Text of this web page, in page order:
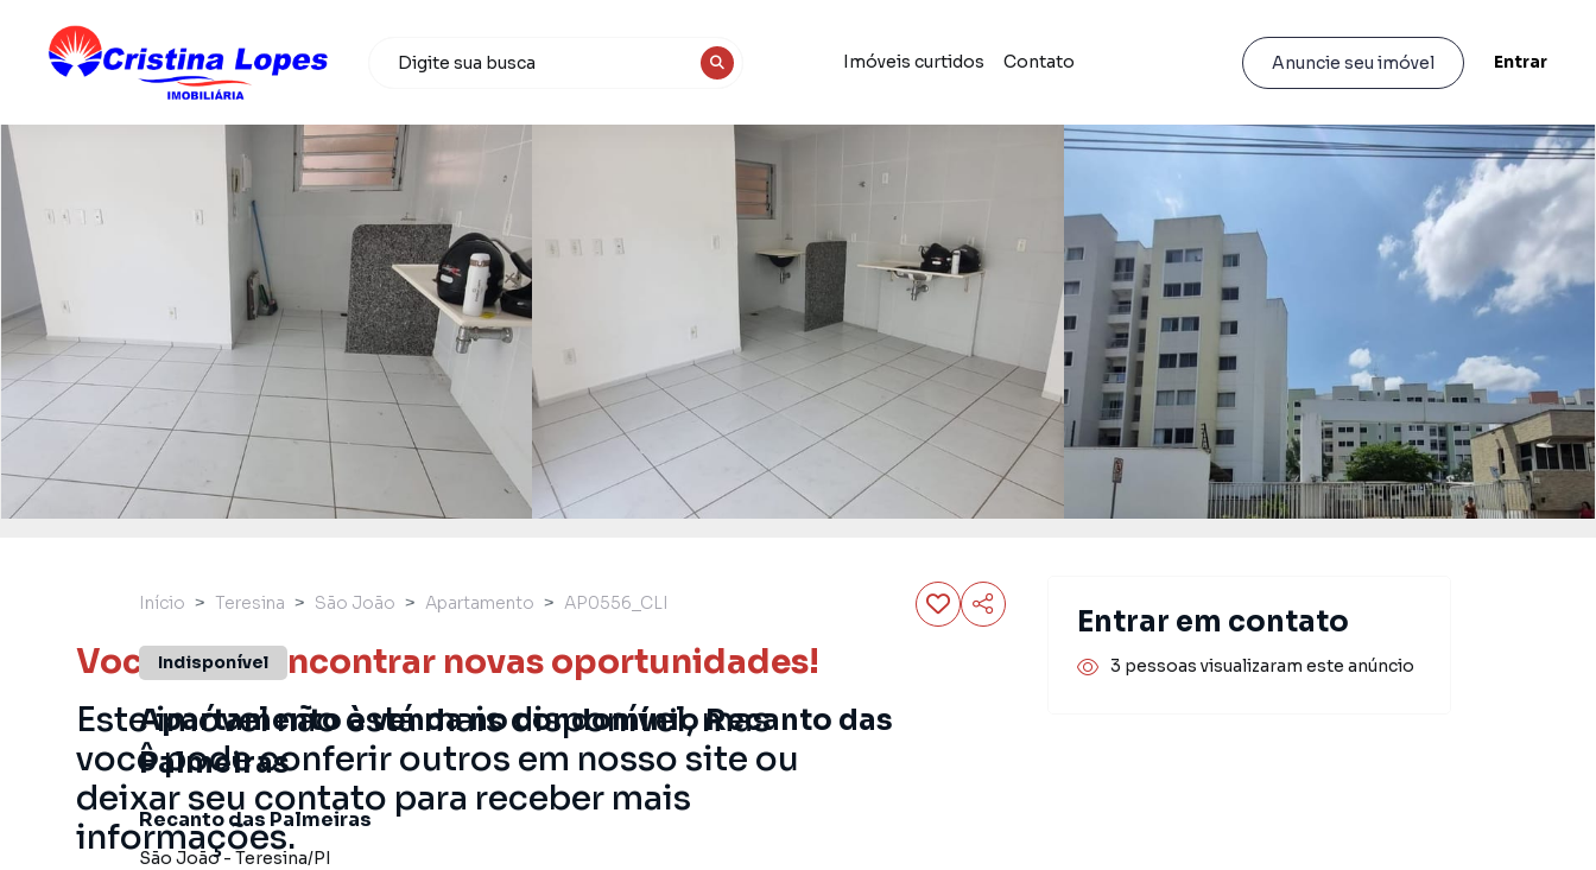
Imóveis curtidos Contato Anuncie seu imóvel Entrar
Você pode encontrar novas oportunidades!
Este imóvel não está mais disponível, mas
você pode conferir outros em nosso site ou
deixar seu contato para receber mais
informações.
Início Teresina São João Apartamento AP0556_CLI
Indisponível
Apartamento à venda no condomínio Recanto das
Palmeiras
Recanto das Palmeiras
São João- Teresina/PI
Entrar em contato
3 pessoas visualizaram este anúncio